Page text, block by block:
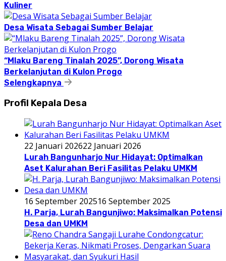
Kuliner
Desa Wisata Sebagai Sumber Belajar
“Mlaku Bareng Tinalah 2025”, Dorong Wisata
Berkelanjutan di Kulon Progo
Selengkapnya
Profil Kepala Desa
22 Januari 202622 Januari 2026
Lurah Bangunharjo Nur Hidayat: Optimalkan
Aset Kalurahan Beri Fasilitas Pelaku UMKM
16 September 202516 September 2025
H. Parja, Lurah Bangunjiwo: Maksimalkan Potensi
Desa dan UMKM